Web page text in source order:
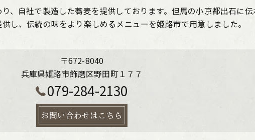
、自社で製造した蕎麦を提供しております。但馬の小京都出石に
し、伝統の味をより楽しめるメニューを姫路市で用意しました。
〒672-8040
兵庫県姫路市飾磨区野田町１７７
079-284-2130
お問い合わせはこちら